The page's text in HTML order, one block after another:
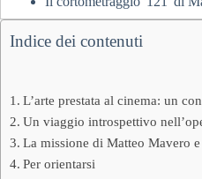
Indice dei contenuti
L’arte prestata al cinema: un
Un viaggio introspettivo
La missione di Matteo Mavero
Per orientarsi